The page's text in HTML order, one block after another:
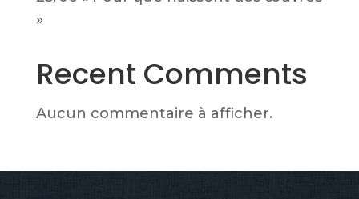
»
Recent Comments
Aucun commentaire à afficher.